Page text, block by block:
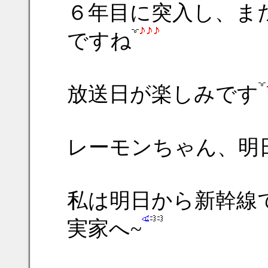
６年目に突入し、
ですね
放送日が楽しみです
レーモンちゃん、明
私は明日から新幹
実家へ~